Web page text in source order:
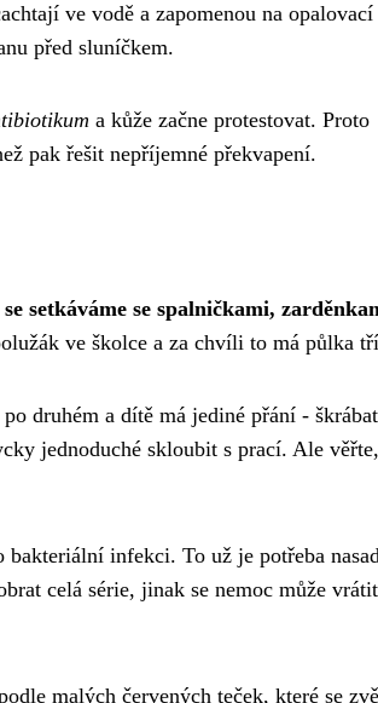
ve vodě a zapomenou na
před sluníčkem.
a kůže začne protestovat. Proto
pak řešit nepříjemné překvapení.
setkáváme se spalničkami,
ve školce a za chvíli to má půlka
druhém a dítě má jediné přání -
jednoduché skloubit s prací. Ale
infekci. To už je potřeba
celá série, jinak se nemoc může
malých červených teček, které se